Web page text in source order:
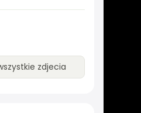
zdjecia